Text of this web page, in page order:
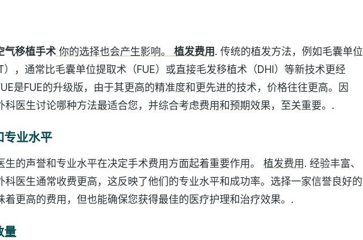
气移植手术 你的选择也会产生影响。 植发费用 . 传统的植发方法，例如毛囊单位
），通常比毛囊单位提取术（FUE）或直接毛发移植术（DHI）等新技术更经
是FUE的升级版，由于其更高的精准度和更先进的技术，价格往往更高。因
科医生讨论哪种方法最适合您，并综合考虑费用和预期效果，至关重要。.
专业水平
生的声誉和专业水平在决定手术费用方面起着重要作用。 植发费用 . 经验丰富、
科医生通常收费更高，这反映了他们的专业水平和成功率。选择一家信誉良好的
着更高的费用，但也能确保您获得最佳的医疗护理和治疗效果。.
量